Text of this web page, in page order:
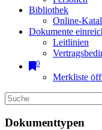
Bibliothek
Online-
Dokumente
Leitlinien
0
Merkliste
Dokumenttypen